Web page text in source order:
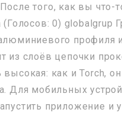
того, как вы что-
(Голосов: 0) globalgrup
из слоёв цепочки
высокая: как и Torch,
Для мобильных
приложение и